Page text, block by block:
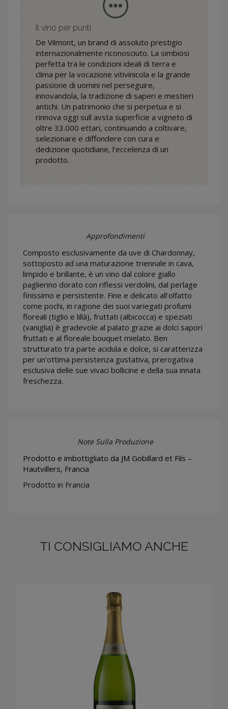
Il vino per punti
De Vilmont, un brand di assoluto prestigio
internazionalmente riconosciuto. La simbiosi
perfetta tra le condizioni ideali di terra e
clima per la vocazione vitivinicola e la grande
passione di uomini nel perseguire,
innovandola, la tradizione di saperi e mestieri
antichi. Un patrimonio che si perpetua e si
rinnova oggi sull avsta superficie a vigneto di
oltre 33.000 ettari, continuando a coltivare,
selezionare e diffondere con cura e
dedizione quotidiane, l'eccelenza di un
prodotto.
Approfondimenti
Composto esclusivamente da uve di Chardonnay,
sottoposto ad una maturazione triennale in cava,
limpido e brillante, è un vino dal colore giallo
paglierino dorato con riflessi verdolini, dal perlage
finissimo e persistente. Fine e delicato all'olfatto
come pochi, in ragione dei suoi variegati profumi
floreali (tiglio e lillà), fruttati (albicocca) e speziati
(vaniglia) è gradevole al palato grazie ai dolci sapori
fruttati e al floreale bouquet mielato. Ben
strutturato tra parte acidula e dolce, si caratterizza
per un'ottima persistenza gustativa, prerogativa
esclusiva delle sue vivaci bollicine e della sua innata
freschezza.
Note Sulla Produzione
Prodotto e imbottigliato da JM Gobillard et Fils –
Hautvillers, Francia
Prodotto in Francia
TI CONSIGLIAMO ANCHE